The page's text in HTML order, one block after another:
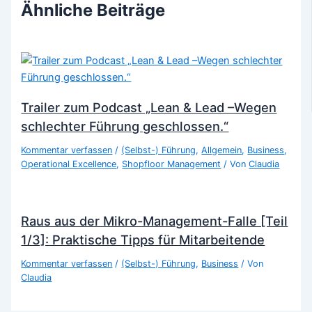
Ähnliche Beiträge
Trailer zum Podcast „Lean & Lead –Wegen
schlechter Führung geschlossen.“
Kommentar verfassen / (Selbst-) Führung,Allgemein, Business,
Operational Excellence, Shopfloor Management / VonClaudia
Raus aus der Mikro-Management-Falle [Teil
1/3]: Praktische Tipps für Mitarbeitende
Kommentar verfassen / (Selbst-) Führung, Business / Von
Claudia